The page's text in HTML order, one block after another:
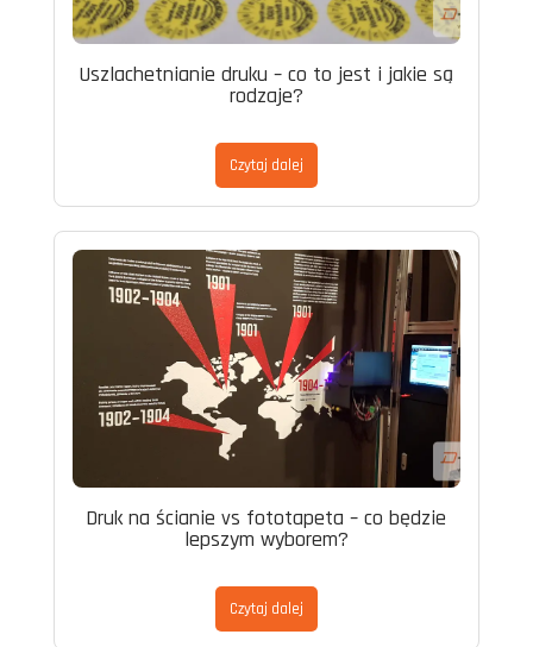
Uszlachetnianie druku – co to jest i jakie są
rodzaje?
Czytaj dalej
Druk na ścianie vs fototapeta – co będzie
lepszym wyborem?
Czytaj dalej